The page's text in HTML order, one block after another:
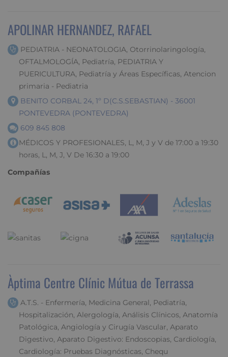
APOLINAR HERNANDEZ, RAFAEL
PEDIATRIA - NEONATOLOGIA, Otorrinolaringología,
OFTALMOLOGÍA, Pediatría, PEDIATRIA Y
PUERICULTURA, Pediatría y Áreas Específicas, Atencion
primaria - Pediatria
BENITO CORBAL 24, 1º D(C.S.SEBASTIAN) - 36001
PONTEVEDRA (PONTEVEDRA)
609 845 808
MÉDICOS Y PROFESIONALES, L, M, J y V de 17:00 a 19:30
horas, L, M, J, V De 16:30 a 19:00
Compañías
Àptima Centre Clínic Mútua de Terrassa
A.T.S. - Enfermería, Medicina General, Pediatría,
Hospitalización, Alergología, Análisis Clínicos, Anatomía
Patológica, Angiología y Cirugía Vascular, Aparato
Digestivo, Aparato Digestivo: Endoscopias, Cardiología,
Cardiología: Pruebas Diagnósticas, Chequ